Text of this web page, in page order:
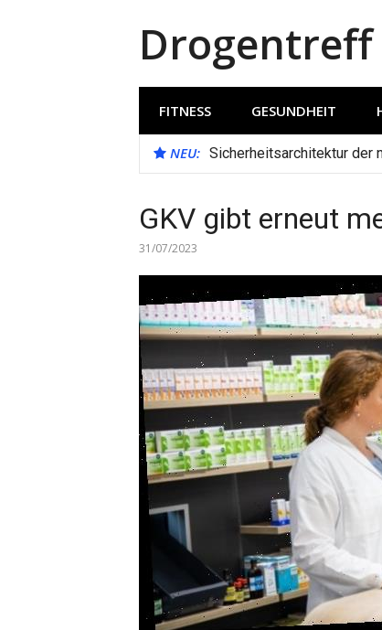
Drogentreff
FITNESS GESUNDHEIT
NEU: Sicherheitsarchitektur der
GKV gibt erneut
31/07/2023